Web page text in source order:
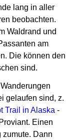
lang in aller
beobachten.
Waldrand und
am
Die können den
sind.
gelaufen sind, z.
Trail in Alaska -
Einen
zumute. Dann